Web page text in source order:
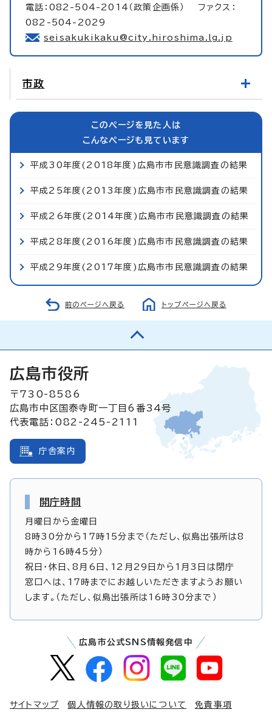
電話：082-504-2014（政策企画係） ファクス：
082-504-2029
seisakukikaku@city.hiroshima.lg.jp
市政
このページを見た人は
こんなページも見ています
平成30年度(2018年度)広島市市民意識調査の結果
平成25年度(2013年度)広島市市民意識調査の結果
平成26年度(2014年度)広島市市民意識調査の結果
平成28年度(2016年度)広島市市民意識調査の結果
平成29年度(2017年度)広島市市民意識調査の結果
前のページへ戻る トップページへ戻る
広島市役所
〒730-8586
広島市中区国泰寺町一丁目6番34号
代表電話：082-245-2111
庁舎案内
開庁時間
月曜日から金曜日
8時30分から17時15分まで（ただし、似島出張所は8
時から16時45分）
祝日・休日、8月6日、12月29日から1月3日は閉庁
窓口へは、17時までにお越しいただきますようお願い
します。（ただし、似島出張所は16時30分まで）
広島市公式SNS情報発信中
サイトマップ 個人情報の取り扱いについて 免責事項